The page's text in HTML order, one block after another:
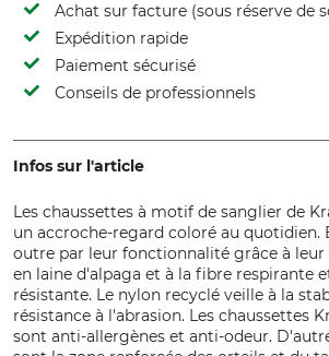
Achat sur facture (sous réserve de
Expédition rapide
Paiement sécurisé
Conseils de professionnels
Infos sur l'article
Les chaussettes à motif de sanglier de
un accroche-regard coloré au quotidien.
outre par leur fonctionnalité grâce à
en laine d'alpaga et à la fibre respirante
résistante. Le nylon recyclé veille à la
résistance à l'abrasion. Les chaussettes
sont anti-allergènes et anti-odeur.